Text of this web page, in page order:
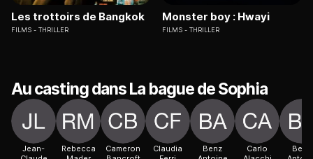
Les trottoirs de Bangkok
FILMS THRILLER
Monster boy : Hwayi
FILMS THRILLER
Au casting dans La bague de Sophia
Jean-
Rebecca
Cameron
Claudia
Benz
Carlo
Benz